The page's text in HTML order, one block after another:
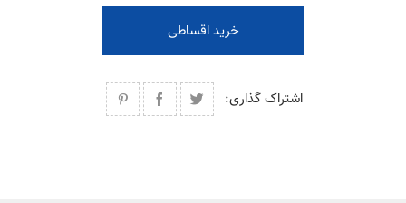
خرید اقساطی
اشتراک گذاری: